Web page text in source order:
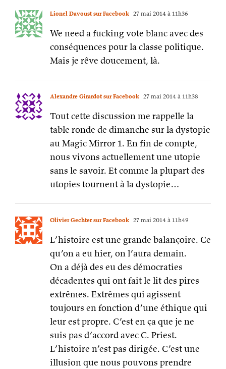
Alexandre Girardot sur Facebook 27 mai 2014 à 11h38
Tout cette discussion me rappelle la
table ronde de dimanche sur la dystopie
au Magic Mirror 1. En fin de compte,
utopies tournent à la dystopie…
Olivier Gechter sur Facebook 27 mai 2014 à 11h49
L’histoire est une grande balançoire. Ce
qu’on a eu hier, on l’aura demain.
On a déjà des eu des démocraties
toujours en fonction d’une éthique qui
leur est propre. C’est en ça que je ne
suis pas d’accord avec C. Priest.
L’histoire n’est pas dirigée. C’est une
illusion que nous pouvons prendre
pour argent comptant car nous sommes
à l’intérieur de l’histoire de notre
civilisation.
On a toujours vu, dans l’histoire un
fonctionnement action/réaction, les
durs écrasant les mous qui deviennent